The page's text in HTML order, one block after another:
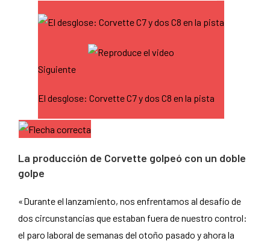
Siguiente
El desglose: Corvette C7 y dos C8 en la pista
La producción de Corvette golpeó con un doble
golpe
«Durante el lanzamiento, nos enfrentamos al desafío de
dos circunstancias que estaban fuera de nuestro control:
el paro laboral de semanas del otoño pasado y ahora la